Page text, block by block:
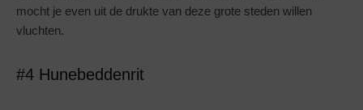
mocht je even uit de drukte van deze grote steden willen
vluchten.
#4 Hunebeddenrit